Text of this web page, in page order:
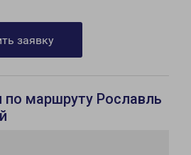
заявку
по маршруту Рославль